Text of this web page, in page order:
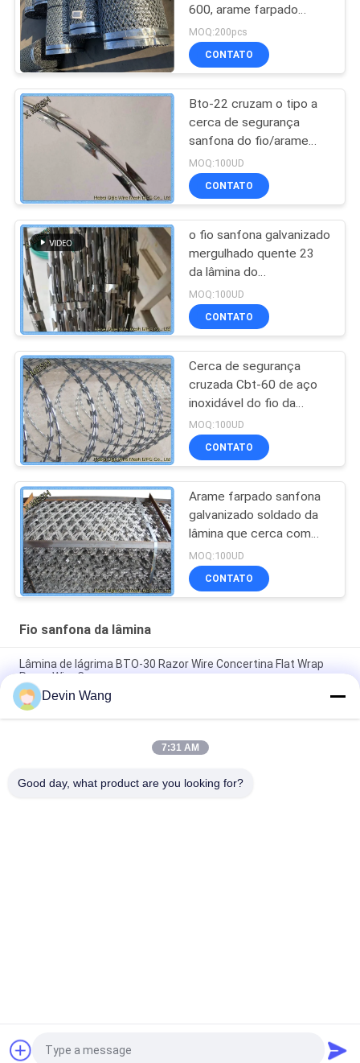
600, arame farpado
sanfona da lâmina
MOQ:200pcs
CONTATO
Bto-22 cruzam o tipo a
cerca de segurança
sanfona do fio/arame
farpado da lâmina
MOQ:100UD
CONTATO
o fio sanfona galvanizado
mergulhado quente 23
da lâmina do
comprimento 10m dá
laços
MOQ:100UD
CONTATO
Cerca de segurança
cruzada Cbt-60 de aço
inoxidável do fio da
lâmina com grampos
MOQ:100UD
CONTATO
Arame farpado sanfona
galvanizado soldado da
lâmina que cerca com
laços
MOQ:100UD
CONTATO
Fio sanfona da lâmina
Lâmina de lágrima BTO-30 Razor Wire Concertina Flat Wrap
Razor Wire Cercas
PVC aço inoxidável Concertina Razor Barbed Wire Bto-16 18 22
60 Cbt-65
PVC revestido de segurança Barbeador de fio de malha
Pedir um orçamento
Devin Wang
7:31 AM
Good day, what product are you looking for?